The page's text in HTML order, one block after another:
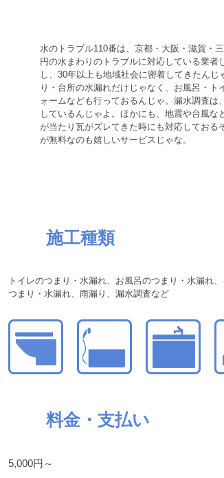
水のトラブル110番は、京都・大阪・滋賀・
円の水まわりのトラブルに対応している業者
し、30年以上も地域社会に密着してきたんじ
り・台所の水漏れだけじゃなく、お風呂・ト
ォームなども行っておるんじゃ。漏水調査は
しているんじゃよ。ほかにも、地震や台風な
が当たり瓦がズレてきた時にも対応しておる
が無料なのも嬉しいサービスじゃな。
施工種類
トイレのつまり・水漏れ、お風呂のつまり・水漏れ
つまり・水漏れ、雨漏り、漏水調査など
料金・支払い
5,000円～